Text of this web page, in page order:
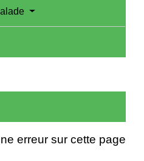
erreur sur cette page